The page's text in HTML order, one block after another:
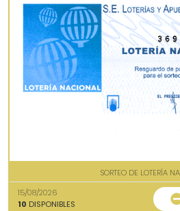
SORTEO DE LOTERÍA
15/08/2026
10 DISPONIBLES